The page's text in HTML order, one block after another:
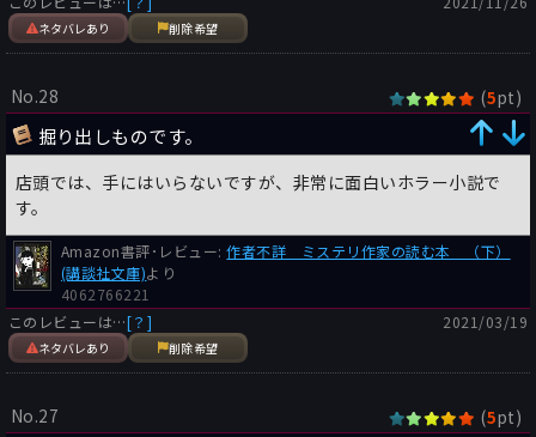
ネタバレあり 削除希望
No.28 (5pt)
掘り出しものです。
店頭では、手にはいらないですが、非常に面白いホラー小説で
す。
Amazon書評･レビュー:作者不詳 ミステリ作家の読む本 （下）
(講談社文庫)より
4062766221
このレビューは…[？]
ネタバレあり 削除希望
2021/03/19
No.27 (5pt)